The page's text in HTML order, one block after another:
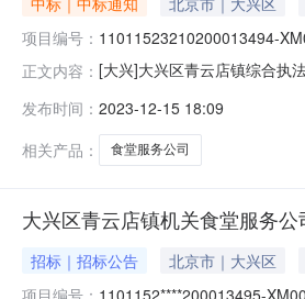
项目编号： 11011523210200013494-
正文内容： [大兴]大兴区青云店镇综合执
址：北京市大兴区三羊中路6
号
发布时间： 2023-12-15 18:09
相关产品：
食堂服务公司
大兴区青云店镇机关食堂服务
招标｜招标公告 北京市｜大兴区
项目编号： 1101152****200013495-